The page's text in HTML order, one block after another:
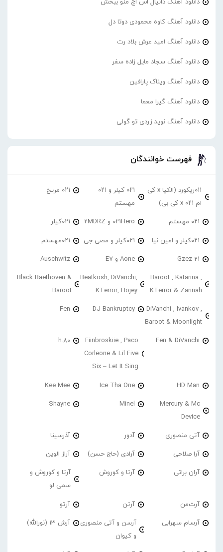
دانلود آهنگ دانیال اس اچ منو ببخش
دانلود آهنگ کاوه محمودی دوتا دل
دانلود آهنگ امید عرش بلاد رت
دانلود آهنگ سجاد مایل زاده سفر
دانلود آهنگ ویناک پارافین
دانلود آهنگ گیرا معما
دانلود آهنگ نوید زردی تو گولی
فهرست خوانندگان
۰۱۱ریکورد (الکیا x کی
ام ۰۲۱ x کی بی)
۰۲۱ کیلر و ۰۲۱
مهستم
۰۲۱ مریخ
۰۲۱ مهستم 021Hero و 2MDRZ 021کیلر
۰۲۱کیلر و امین نیا ۰۲۱کیلر و مصی جی ۰۲۱مهستم
21 Gzez Aone و E7 Auschwitz
Baroot , Katarina ,
KTerror & Zarinah
Beatkosh, DiVanchi,
KTerror, Hojey
Black Baethoven &
Baroot
DiVanchi , Ivankov ,
Baroot & Moonlight
DJ Bankruptcy
Fen
Fen & DiVanchi
Fiinbroskiie , Paco
Corleone & Lil Five
Six – Let It Sing
h.80
HD Man
Ice Tha One
Kee Mee
Mercury & Mc
Device
Minel
Shayne
آتی منصوری آدور آذرسینا
آرا صلاحی آرادی (حاج حسن) آراز الوین
آران براتی آرتا و کوروش
آرتا و کوروش و
سمی لو
آرت‌من آرتن آرتو
آرسام سهرابی
آرسن و آتی منصوری
و کیوان
آرش 13 (نورالله)